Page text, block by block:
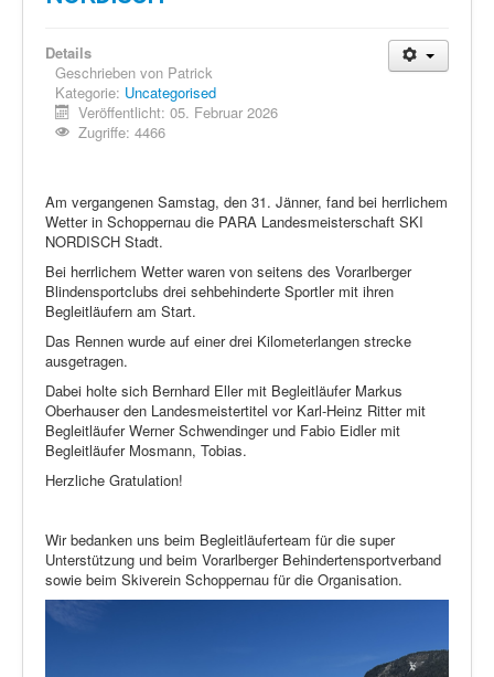
Details
Geschrieben von Patrick
Kategorie: Uncategorised
Veröffentlicht: 05. Februar 2026
Zugriffe: 4466
Am vergangenen Samstag, den 31. Jänner, fand bei herrlichem
Wetter in Schoppernau die PARA Landesmeisterschaft SKI
NORDISCH Stadt.
Bei herrlichem Wetter waren von seitens des Vorarlberger
Blindensportclubs drei sehbehinderte Sportler mit ihren
Begleitläufern am Start.
Das Rennen wurde auf einer drei Kilometerlangen strecke
ausgetragen.
Dabei holte sich Bernhard Eller mit Begleitläufer Markus
Oberhauser den Landesmeistertitel vor Karl-Heinz Ritter mit
Begleitläufer Werner Schwendinger und Fabio Eidler mit
Begleitläufer Mosmann, Tobias.
Herzliche Gratulation!
Wir bedanken uns beim Begleitläuferteam für die super
Unterstützung und beim Vorarlberger Behindertensportverband
sowie beim Skiverein Schoppernau für die Organisation.